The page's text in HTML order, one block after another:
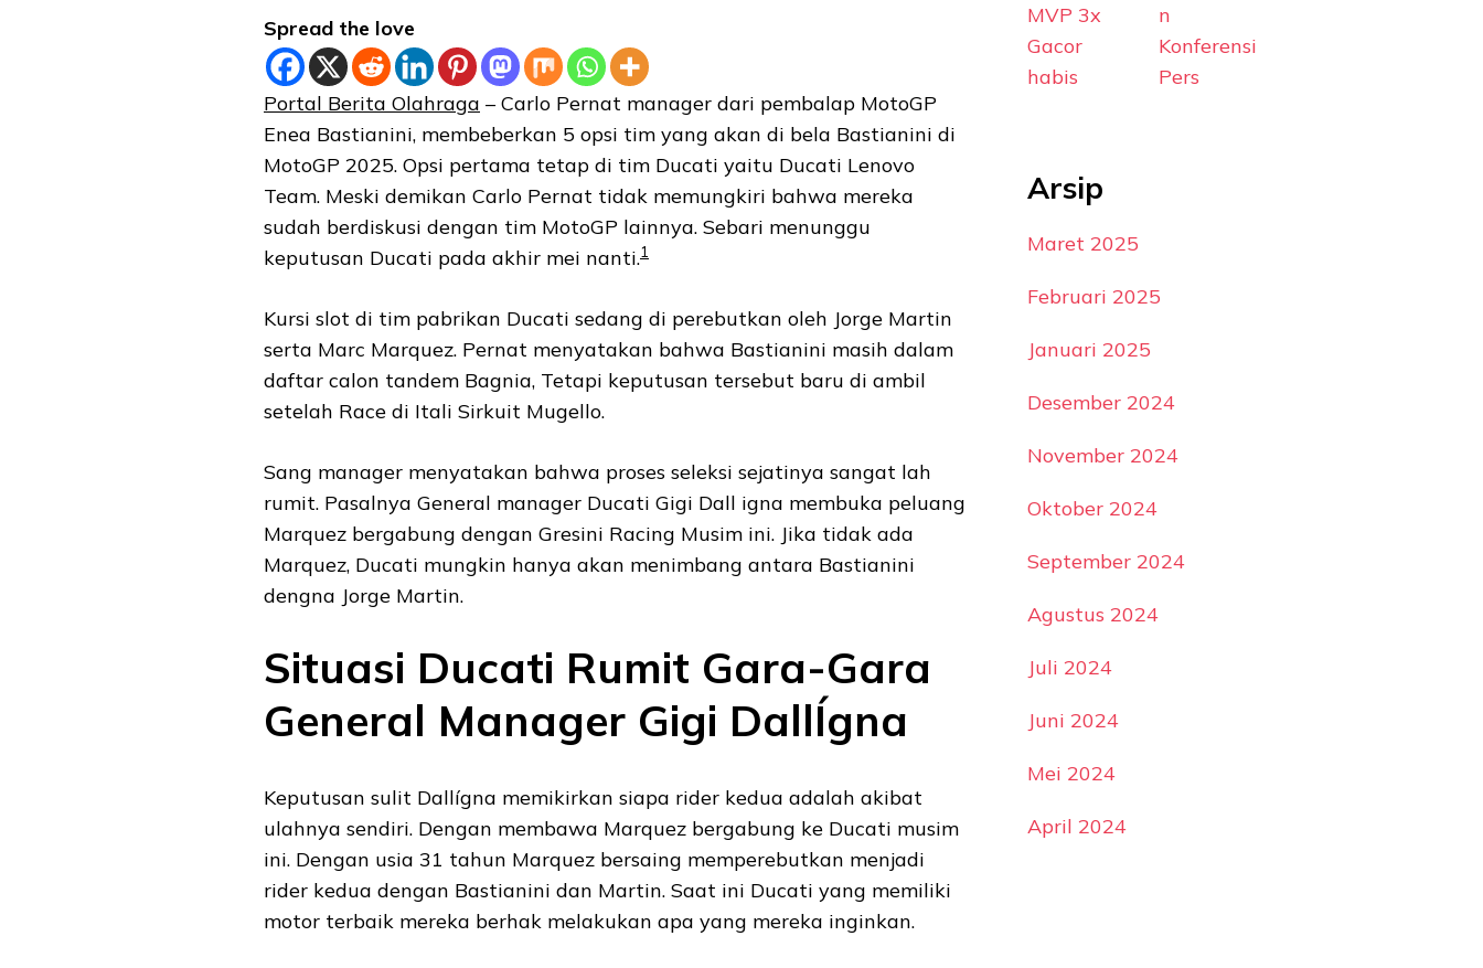
Spread the love
Portal Berita Olahraga – Carlo Pernat manager dari pembalap MotoGP
Enea Bastianini, membeberkan 5 opsi tim yang akan di bela Bastianini di
MotoGP 2025. Opsi pertama tetap di tim Ducati yaitu Ducati Lenovo
Team. Meski demikan Carlo Pernat tidak memungkiri bahwa mereka
sudah berdiskusi dengan tim MotoGP lainnya. Sebari menunggu
keputusan Ducati pada akhir mei nanti.1
Kursi slot di tim pabrikan Ducati sedang di perebutkan oleh Jorge Martin
serta Marc Marquez. Pernat menyatakan bahwa Bastianini masih dalam
daftar calon tandem Bagnia, Tetapi keputusan tersebut baru di ambil
setelah Race di Itali Sirkuit Mugello.
Sang manager menyatakan bahwa proses seleksi sejatinya sangat lah
rumit. Pasalnya General manager Ducati Gigi Dall igna membuka peluang
Marquez bergabung dengan Gresini Racing Musim ini. Jika tidak ada
Marquez, Ducati mungkin hanya akan menimbang antara Bastianini
dengna Jorge Martin.
Situasi Ducati Rumit Gara-Gara
General Manager Gigi DallÍgna
Keputusan sulit Dallígna memikirkan siapa rider kedua adalah akibat
ulahnya sendiri. Dengan membawa Marquez bergabung ke Ducati musim
ini. Dengan usia 31 tahun Marquez bersaing memperebutkan menjadi
rider kedua dengan Bastianini dan Martin. Saat ini Ducati yang memiliki
motor terbaik mereka berhak melakukan apa yang mereka inginkan.
MVP 3x
Gacor
habis
n
Konferensi
Pers
Arsip
Maret 2025
Februari 2025
Januari 2025
Desember 2024
November 2024
Oktober 2024
September 2024
Agustus 2024
Juli 2024
Juni 2024
Mei 2024
April 2024